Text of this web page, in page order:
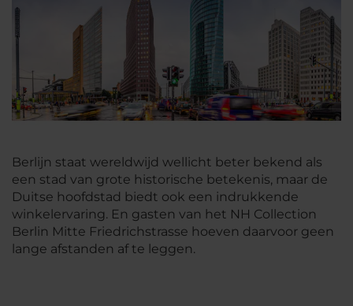
Berlijn staat wereldwijd wellicht beter bekend als
een stad van grote historische betekenis, maar de
Duitse hoofdstad biedt ook een indrukkende
winkelervaring. En gasten van het NH Collection
Berlin Mitte Friedrichstrasse hoeven daarvoor geen
lange afstanden af te leggen.